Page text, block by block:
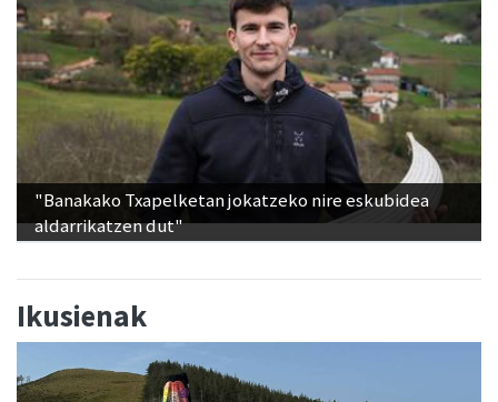
"Banakako Txapelketan jokatzeko nire eskubidea
aldarrikatzen dut"
Ikusienak